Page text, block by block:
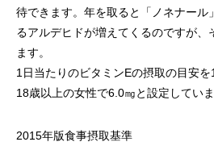
待できます。年を取ると「ノネナール
るアルデヒドが増えてくるのですが、
ます。
1日当たりのビタミンEの摂取の目安を
18歳以上の女性で6.0㎎と設定していま
2015年版食事摂取基準